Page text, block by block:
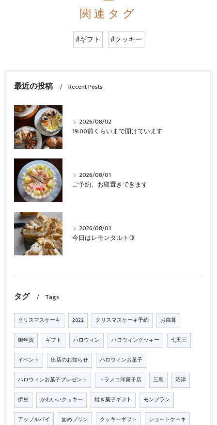
関連タグ
#ギフト #クッキー
最近の投稿 Recent Posts
2026/08/02
19:00前くらいまで開けています
2026/08/01
ご予約、お取置きできます
2026/08/01
今日はレモンタルト🍋
タグ Tags
クリスマスケーキ 2022 クリスマスケーキ予約 お歳暮
御年賀 ギフト ハロウィン ハロウィンクッキー 七五三
イベント 出店のお知らせ ハロウィンお菓子
ハロウィンお菓子プレゼント トラノコ洋菓子店 三島 沼津
伊豆 かわいいクッキー 焼き菓子ギフト モンブラン
アップルパイ 固めプリン クッキーギフト ショートケーキ